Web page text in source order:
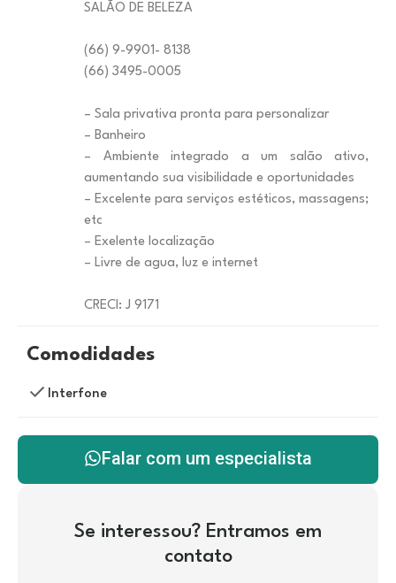
SALÃO DE BELEZA
(66) 9-9901- 8138
(66) 3495-0005
– Sala privativa pronta para personalizar
– Banheiro
– Ambiente integrado a um salão ativo,
aumentando sua visibilidade e oportunidades
– Excelente para serviços estéticos, massagens;
etc
– Exelente localização
– Livre de agua, luz e internet
CRECI: J 9171
Comodidades
Interfone
Falar com um especialista
Se interessou? Entramos em
contato